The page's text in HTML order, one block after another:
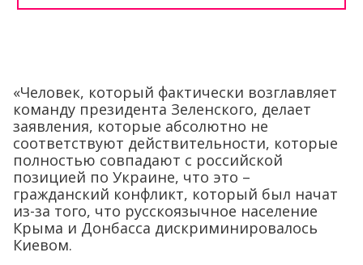
«Человек, который фактически возглавляет
команду президента Зеленского, делает
заявления, которые абсолютно не
соответствуют действительности, которые
полностью совпадают с российской
позицией по Украине, что это –
гражданский конфликт, который был начат
из-за того, что русскоязычное население
Крыма и Донбасса дискриминировалось
Киевом.